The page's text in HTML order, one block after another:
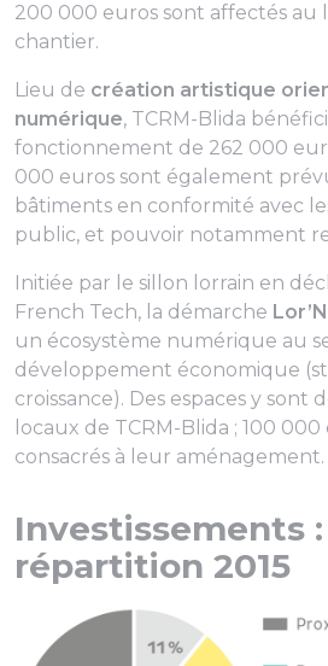
200 000 euros sont affectés au
chantier.
Lieu de création artistique
numérique, TCRM-Blida
fonctionnement de 262 000
000 euros sont également
bâtiments en conformité avec
public, et pouvoir notamment
Initiée par le sillon lorrain en
French Tech, la démarche
un écosystème numérique au
développement économique
croissance). Des espaces y sont
locaux de TCRM-Blida ; 100
consacrés à leur aménagement.
Investissements
répartition 2015